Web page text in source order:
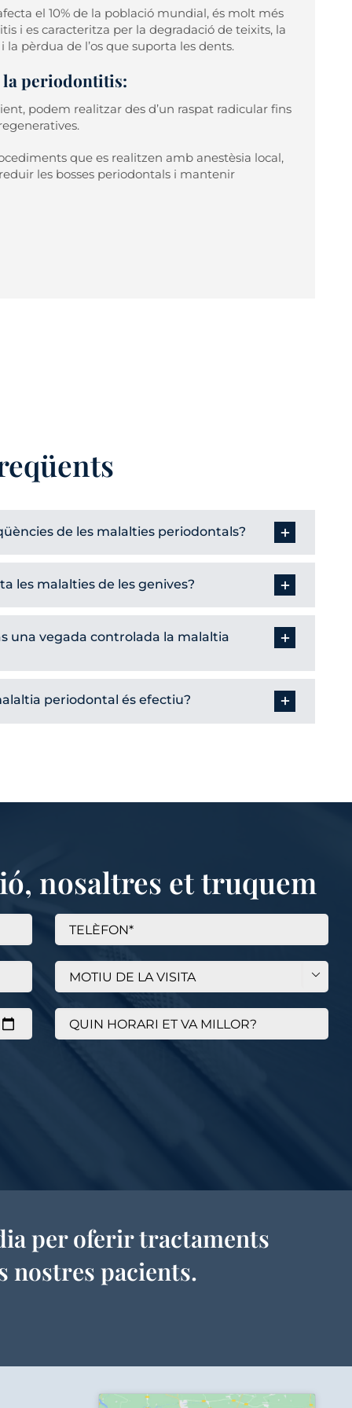
el 10% de la població mundial, és molt més
i es caracteritza per la degradació de teixits, la
la pèrdua de l’os que suporta les dents.
la periodontitis:
podem realitzar des d’un raspat radicular fins
que es realitzen amb anestèsia local,
les bosses periodontals i mantenir
de les malalties periodontals?
les malalties de les genives?
una vegada controlada la malaltia
periodontal és efectiu?
nosaltres et truquem

per oferir tractaments
nostres pacients.